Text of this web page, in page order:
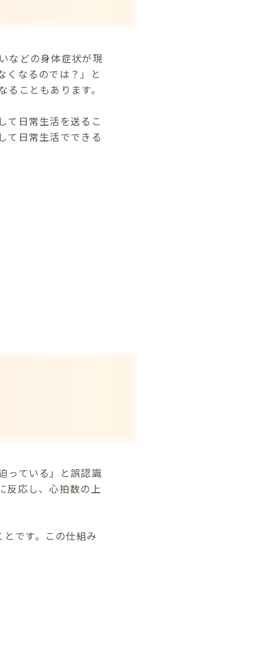
などの身体症状が現
くなるのでは？」と
こともあります。
て日常生活を送るこ
て日常生活でできる
っている」と誤認識
反応し、心拍数の上
です。この仕組み